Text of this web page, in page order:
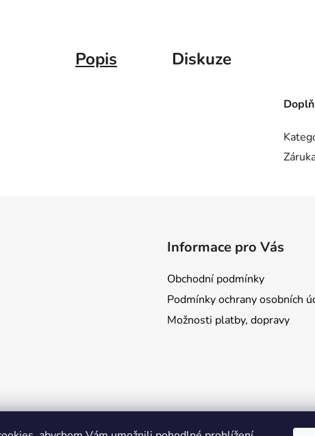
Popis Diskuze
Informace pro Vás
Obchodní podmínky
Podmínky ochrany osobních
Možnosti platby, dopravy